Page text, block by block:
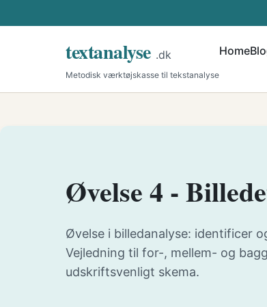
textanalyse .dk
Metodisk værktøjskasse til tekstanalyse
Home
Øvelse 4 -
Øvelse i billedanalyse: identificer
Vejledning til for-, mellem- og
udskriftsvenligt skema.